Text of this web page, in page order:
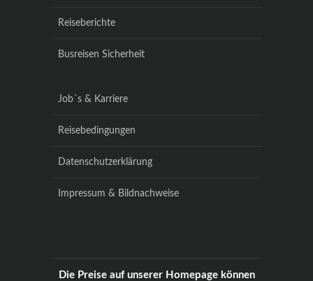
Reiseberichte
Busreisen Sicherheit
Job´s & Karriere
Reisebedingungen
Datenschutzerklärung
Impressum & Bildnachweise
Die Preise auf unserer Homepage können